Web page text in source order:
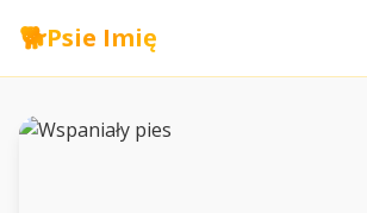
🐕Psie Imię